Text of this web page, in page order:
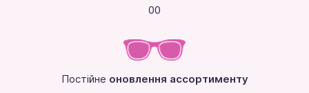
00
Постійне оновлення ассортименту